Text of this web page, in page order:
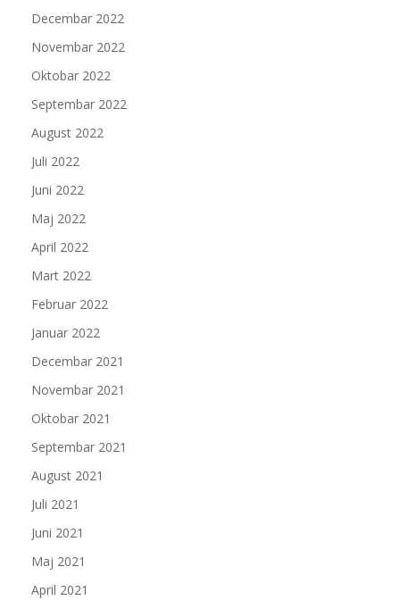
Decembar 2022
Novembar 2022
Oktobar 2022
Septembar 2022
August 2022
Juli 2022
Juni 2022
Maj 2022
April 2022
Mart 2022
Februar 2022
Januar 2022
Decembar 2021
Novembar 2021
Oktobar 2021
Septembar 2021
August 2021
Juli 2021
Juni 2021
Maj 2021
April 2021